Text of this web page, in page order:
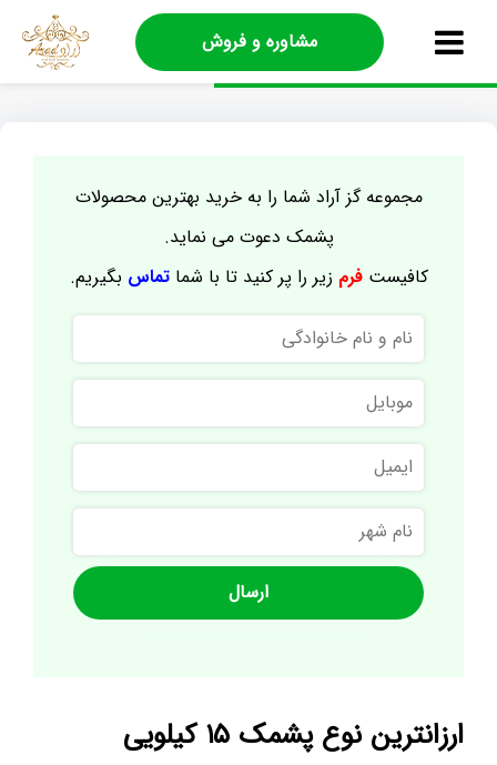
مشاوره و فروش
مجموعه گز آراد شما را به خرید بهترین محصولات
پشمک دعوت می نماید.
کافیستفرم زیر را پر کنید تا با شماتماس بگیریم.
نام
و
نام
خانوادگی
موبایل
ایمیل
نام
شهر
ارزانترین نوع پشمک ۱۵ کیلویی